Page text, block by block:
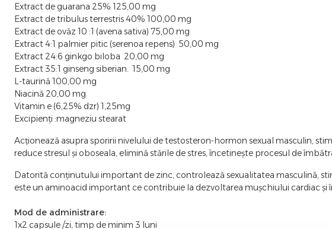
Extract de guarana 25% 125,00 mg
Extract de tribulus terrestris 40% 100,00 mg
Extract de ovăz 10 :1 (avena sativa) 75,00 mg
Extract 4:1 palmier pitic (serenoa repens) 50,00 mg
Extract 24:6 ginkgo biloba 20,00 mg
Extract 35:1 ginseng siberian. 15,00 mg
L-taurină 100,00 mg
Niacină 20,00 mg
Vitamin e (6,25% dzr) 1,25mg
Excipienți :magneziu stearat
Acționează asupra sporirii nivelului de testosteron-hormon sexual masculin,
reduce stresul și oboseala, elimină stările de stres, încetinește procesul de
Datorită conținutului important de zinc, controlează sexualitatea masculină,
este un aminoacid important ce contribuie la dezvoltarea mușchiului cardiac
Mod de administrare:
1x2 capsule /zi, timp de minim 3 luni